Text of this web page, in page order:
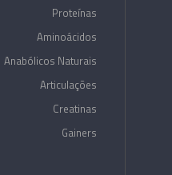
Proteínas
Aminoácidos
Anabólicos Naturais
Articulações
Creatinas
Gainers